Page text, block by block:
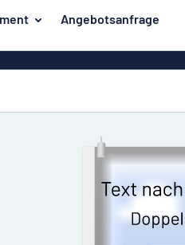
Angebotsanfrage
PVC-Schilder
Massives PET
Aluminiumschilder im